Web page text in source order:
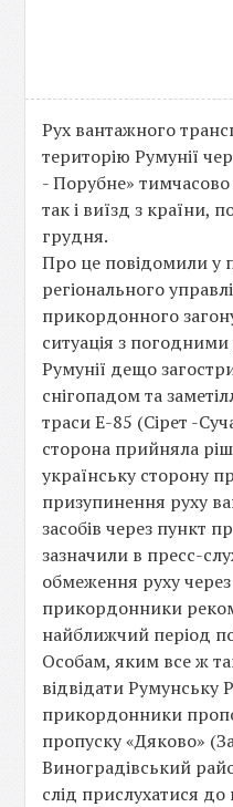
Рух вантажного
територію Румунії
- Порубне»
так і виїзд з країни,
грудня.
Про це повідомили у
регіонального
прикордонного
ситуація з
Румунії дещо
снігопадом та
траси Е-85 (Сірет -
сторона прийняла
українську сторону
призупинення руху
засобів через пункт
зазначили в пресс-
обмеження руху
прикордонники
найближчий період
Особам, яким все ж
відвідати Румунську
прикордонники
пропуску «Дяково»
Виноградівський
слід прислухатися